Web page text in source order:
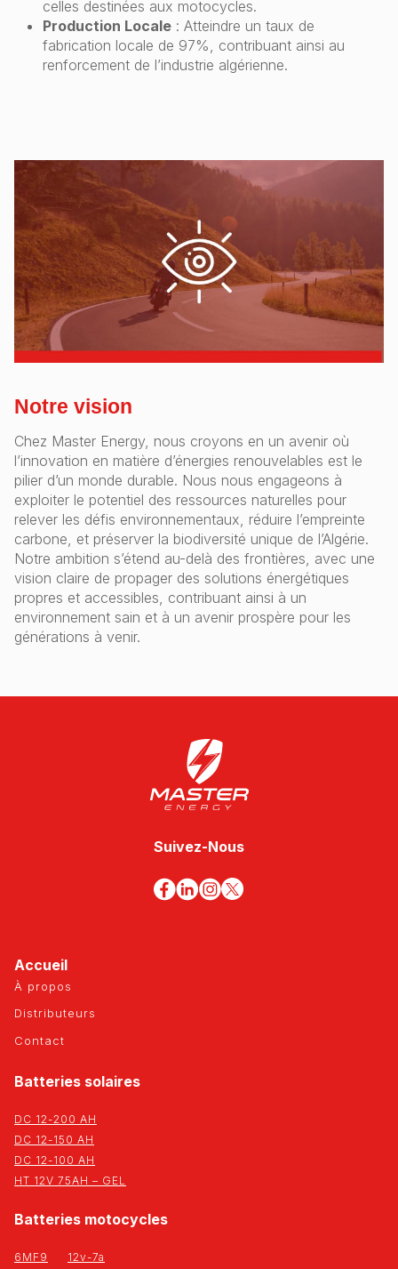
celles destinées aux motocycles.
Production Locale : Atteindre un taux de
fabrication locale de 97%, contribuant ainsi au
renforcement de l’industrie algérienne.
Notre vision
Chez Master Energy, nous croyons en un avenir où
l’innovation en matière d’énergies renouvelables est le
pilier d’un monde durable. Nous nous engageons à
exploiter le potentiel des ressources naturelles pour
relever les défis environnementaux, réduire l’empreinte
carbone, et préserver la biodiversité unique de l’Algérie.
Notre ambition s’étend au-delà des frontières, avec une
vision claire de propager des solutions énergétiques
propres et accessibles, contribuant ainsi à un
environnement sain et à un avenir prospère pour les
générations à venir.
Suivez-Nous
Accueil
À propos
Distributeurs
Contact
Batteries solaires
DC 12-200 AH
DC 12-150 AH
DC 12-100 AH
HT 12V 75AH – GEL
Batteries motocycles
6MF9 12v-7a